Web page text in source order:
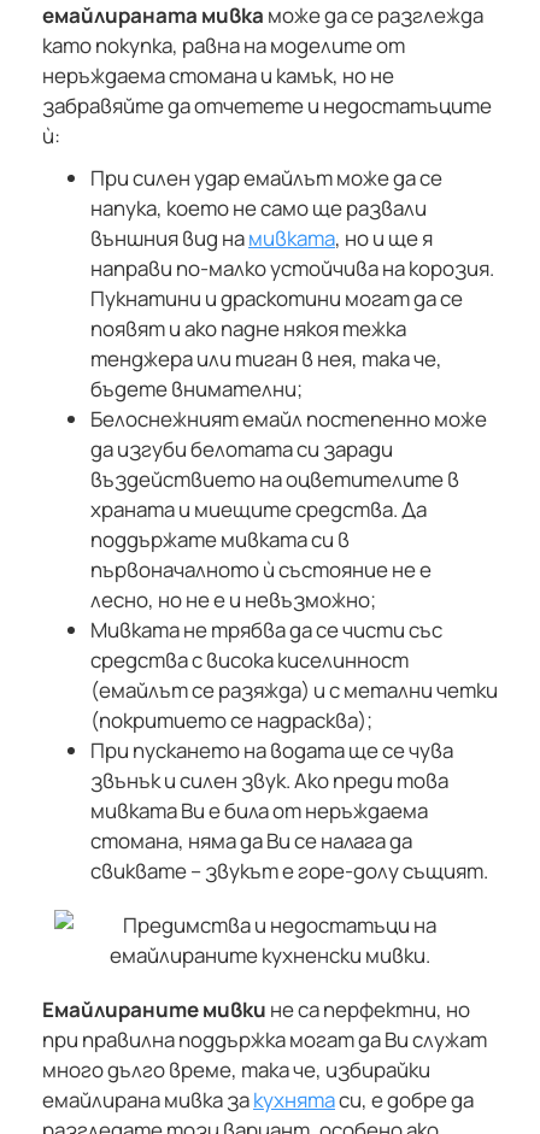
емайлираната мивка може да се разглежда
като покупка, равна на моделите от
неръждаема стомана и камък, но не
забравяйте да отчетете и недостатъците
ѝ:
При силен удар емайлът може да се
напука, което не само ще развали
външния вид намивката, но и ще я
направи по-малко устойчива на корозия.
Пукнатини и драскотини могат да се
появят и ако падне някоя тежка
тенджера или тиган в нея, така че,
бъдете внимателни;
Белоснежният емайл постепенно може
да изгуби белотата си заради
въздействието на оцветителите в
храната и миещите средства. Да
поддържате мивката си в
първоначалното ѝ състояние не е
лесно, но не е и невъзможно;
Мивката не трябва да се чисти със
средства с висока киселинност
(емайлът се разяжда) и с метални четки
(покритието се надрасква);
При пускането на водата ще се чува
звънък и силен звук. Ако преди това
мивката Ви е била от неръждаема
стомана, няма да Ви се налага да
свиквате – звукът е горе-долу същият.
Емайлираните мивки не са перфектни, но
при правилна поддържка могат да Ви служат
много дълго време, така че, избирайки
емайлирана мивка закухнятаси, е добре да